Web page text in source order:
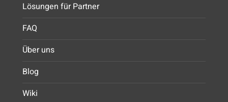
Lösungen für Partner
FAQ
Über uns
Blog
Wiki